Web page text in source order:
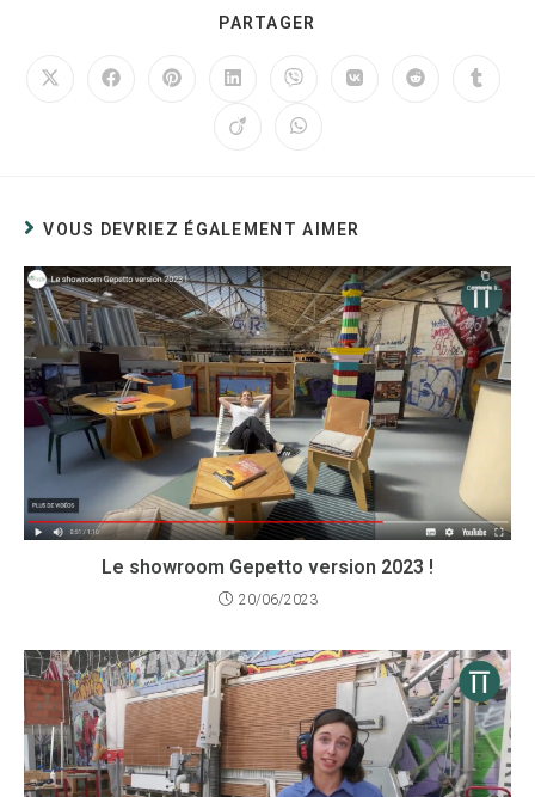
PARTAGER
VOUS DEVRIEZ ÉGALEMENT AIMER
Le showroom Gepetto version 2023 !
20/06/2023